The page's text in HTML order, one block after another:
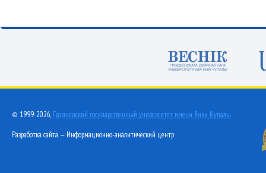
© 1999-2026, Гродненский государственный университет имени Янки Купалы
Разработка сайта — Информационно-аналитический центр